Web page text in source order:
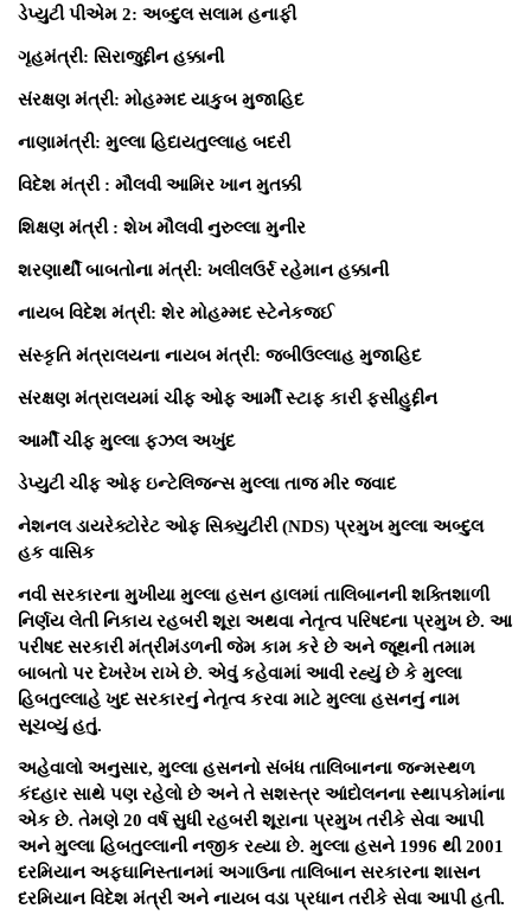
ડેપ્યુટી પીએમ 2: અબ્દુલ સલામ હનાફી
ગૃહમંત્રી: સિરાજુદ્દીન હક્કાની
સંરક્ષણ મંત્રી: મોહમ્મદ યાકુબ મુજાહિદ
નાણામંત્રી: મુલ્લા હિદાયતુલ્લાહ બદરી
વિદેશ મંત્રી : મૌલવી આમિર ખાન મુતક્કી
શિક્ષણ મંત્રી : શેખ મૌલવી નુરુલ્લા મુનીર
શરણાર્થી બાબતોના મંત્રી: ખલીલઉર્ર રહેમાન હક્કાની
નાયબ વિદેશ મંત્રી: શેર મોહમ્મદ સ્ટેનેકજઈ
સંસ્કૃતિ મંત્રાલયના નાયબ મંત્રી: જબીઉલ્લાહ મુજાહિદ
સંરક્ષણ મંત્રાલયમાં ચીફ ઓફ આર્મી સ્ટાફ કારી ફસીહુદ્દીન
આર્મી ચીફ મુલ્લા ફઝલ અખુંદ
ડેપ્યુટી ચીફ ઓફ ઇન્ટેલિજન્સ મુલ્લા તાજ મીર જવાદ
નેશનલ ડાયરેક્ટોરેટ ઓફ સિક્યુટીરી (NDS) પ્રમુખ મુલ્લા અબ્દુલ
હક વાસિક
નવી સરકારના મુખીયા મુલ્લા હસન હાલમાં તાલિબાનની શક્તિશાળી
નિર્ણય લેતી નિકાય રહબરી શૂરા અથવા નેતૃત્વ પરિષદના પ્રમુખ છે. આ
પરીષદ સરકારી મંત્રીમંડળની જેમ કામ કરે છે અને જૂથની તમામ
બાબતો પર દેખરેખ રાખે છે. એવું કહેવામાં આવી રહ્યું છે કે મુલ્લા
હિબતુલ્લાહે ખુદ સરકારનું નેતૃત્વ કરવા માટે મુલ્લા હસનનું નામ
સૂચવ્યું હતું.
અહેવાલો અનુસાર, મુલ્લા હસનનો સંબંધ તાલિબાનના જન્મસ્થળ
કંદહાર સાથે પણ રહેલો છે અને તે સશસ્ત્ર આંદોલનના સ્થાપકોમાંના
એક છે. તેમણે 20 વર્ષ સુધી રહબરી શૂરાના પ્રમુખ તરીકે સેવા આપી
અને મુલ્લા હિબતુલ્લાની નજીક રહ્યા છે. મુલ્લા હસને 1996 થી 2001
દરમિયાન અફઘાનિસ્તાનમાં અગાઉના તાલિબાન સરકારના શાસન
દરમિયાન વિદેશ મંત્રી અને નાયબ વડા પ્રધાન તરીકે સેવા આપી હતી.